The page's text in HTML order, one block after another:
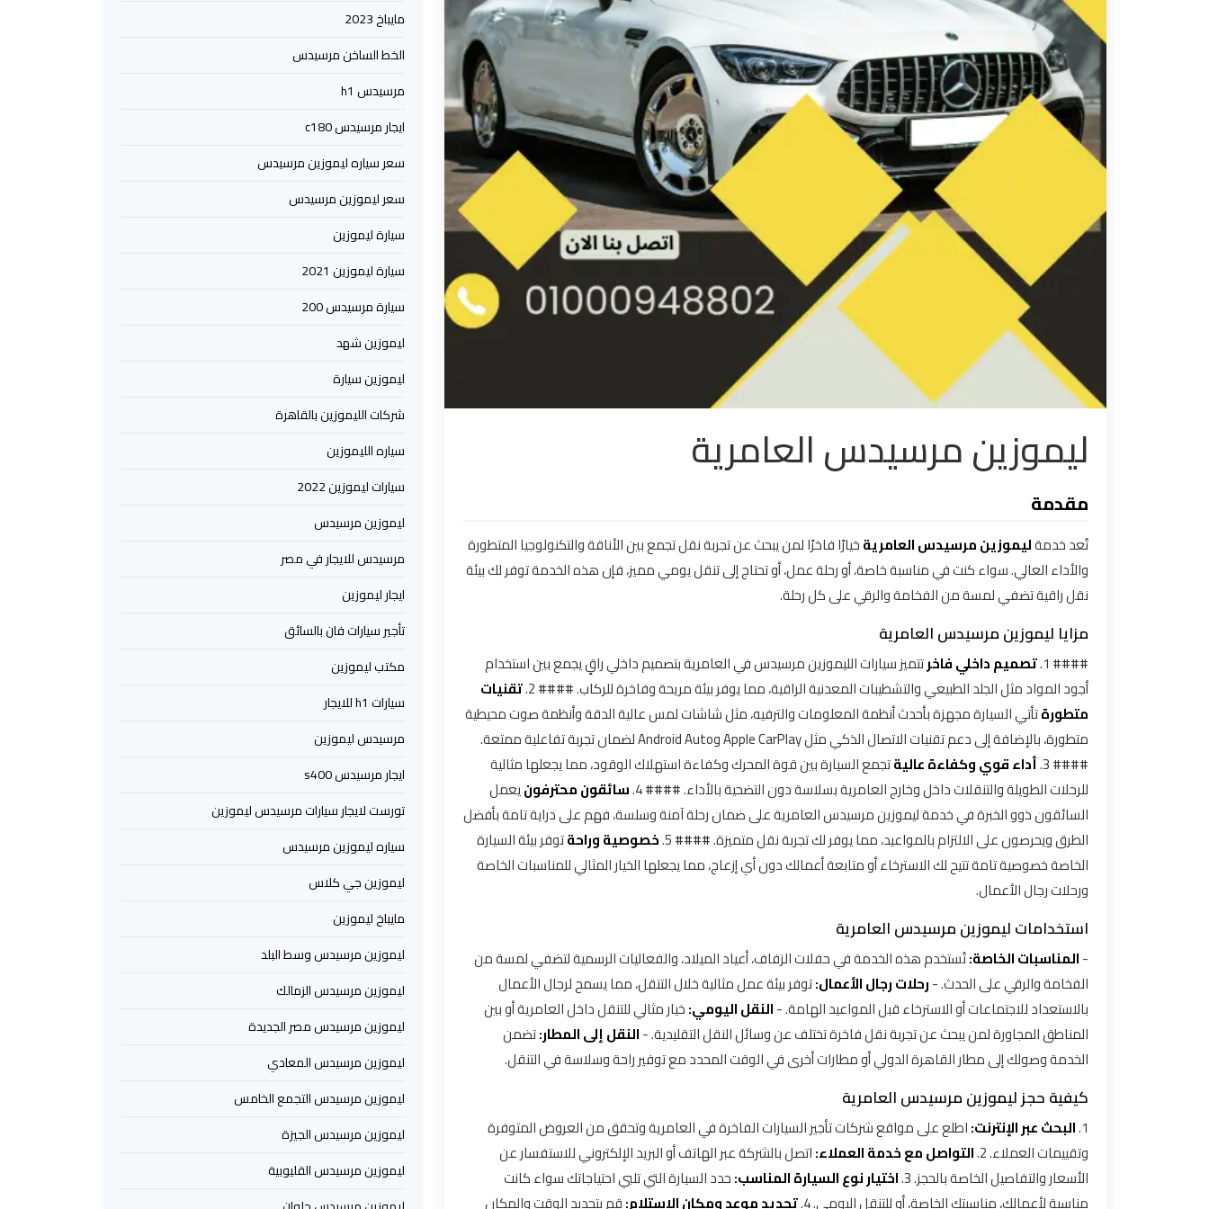
ليموزين مرسيدس العامرية
مقدمة
تُعد خدمةليموزين مرسيدس العامريةخيارًا فاخرًا لمن يبحث عن تجربة نقل تجمع بين الأناقة والتكنولوجيا المتطورة
والأداء العالي. سواء كنت في مناسبة خاصة، أو رحلة عمل، أو تحتاج إلى تنقل يومي مميز، فإن هذه الخدمة توفر لك بيئة
نقل راقية تضفي لمسة من الفخامة والرقي على كل رحلة.
مزايا ليموزين مرسيدس العامرية
#### 1. تصميم داخلي فاخرتتميز سيارات الليموزين مرسيدس في العامرية بتصميم داخلي راقٍ يجمع بين استخدام
أجود المواد مثل الجلد الطبيعي والتشطيبات المعدنية الراقية، مما يوفر بيئة مريحة وفاخرة للركاب. #### 2.
تقنيات
متطورةتأتي السيارة مجهزة بأحدث أنظمة المعلومات والترفيه، مثل شاشات لمس عالية الدقة وأنظمة صوت محيطية
متطورة، بالإضافة إلى دعم تقنيات الاتصال الذكي مثل Apple CarPlay وAndroid Auto لضمان تجربة تفاعلية ممتعة.
#### 3.
أداء قوي وكفاءة عاليةتجمع السيارة بين قوة المحرك وكفاءة استهلاك الوقود، مما يجعلها مثالية
للرحلات الطويلة والتنقلات داخل وخارج العامرية بسلاسة دون التضحية بالأداء. #### 4.
سائقون محترفونيعمل
السائقون ذوو الخبرة في خدمة ليموزين مرسيدس العامرية على ضمان رحلة آمنة وسلسة، فهم على دراية تامة بأفضل
الطرق ويحرصون على الالتزام بالمواعيد، مما يوفر لك تجربة نقل متميزة. #### 5.
خصوصية وراحةتوفر بيئة السيارة
الخاصة خصوصية تامة تتيح لك الاسترخاء أو متابعة أعمالك دون أي إزعاج، مما يجعلها الخيار المثالي للمناسبات الخاصة
ورحلات رجال الأعمال.
استخدامات ليموزين مرسيدس العامرية
-المناسبات الخاصة:تُستخدم هذه الخدمة في حفلات الزفاف، أعياد الميلاد، والفعاليات الرسمية لتضفي لمسة من
الفخامة والرقي على الحدث. -رحلات رجال الأعمال:توفر بيئة عمل مثالية خلال التنقل، مما يسمح لرجال الأعمال
بالاستعداد للاجتماعات أو الاسترخاء قبل المواعيد الهامة. -النقل اليومي:خيار مثالي للتنقل داخل العامرية أو بين
المناطق المجاورة لمن يبحث عن تجربة نقل فاخرة تختلف عن وسائل النقل التقليدية. -النقل إلى المطار:تضمن
الخدمة وصولك إلى مطار القاهرة الدولي أو مطارات أخرى في الوقت المحدد مع توفير راحة وسلاسة في التنقل.
كيفية حجز ليموزين مرسيدس العامرية
1. البحث عبر الإنترنت:اطلع على مواقع شركات تأجير السيارات الفاخرة في العامرية وتحقق من العروض المتوفرة
وتقييمات العملاء. 2.
التواصل مع خدمة العملاء:اتصل بالشركة عبر الهاتف أو البريد الإلكتروني للاستفسار عن
الأسعار والتفاصيل الخاصة بالحجز. 3.
اختيار نوع السيارة المناسب:حدد السيارة التي تلبي احتياجاتك سواء كانت
مناسبة لأعمالك، مناسبتك الخاصة، أو للتنقل اليومي. 4. تحديد موعد ومكان الاستلام:قم بتحديد الوقت والمكان
مايباخ 2023
الخط الساخن مرسيدس
مرسيدس h1
ايجار مرسيدس c180
سعر سياره ليموزين مرسيدس
سعر ليموزين مرسيدس
سيارة ليموزين
سيارة ليموزين 2021
سيارة مرسيدس 200
ليموزين شهد
ليموزين سيارة
شركات الليموزين بالقاهرة
سياره الليموزين
سيارات ليموزين 2022
ليموزين مرسيدس
مرسيدس للايجار في مصر
ايجار ليموزين
تأجير سيارات فان بالسائق
مكتب ليموزين
سيارات h1 للايجار
مرسيدس ليموزين
ايجار مرسيدس s400
تورست لايجار سيارات مرسيدس ليموزين
سياره ليموزين مرسيدس
ليموزين جي كلاس
مايباخ ليموزين
ليموزين مرسيدس وسط البلد
ليموزين مرسيدس الزمالك
ليموزين مرسيدس مصر الجديدة
ليموزين مرسيدس المعادي
ليموزين مرسيدس التجمع الخامس
ليموزين مرسيدس الجيزة
ليموزين مرسيدس القليوبية